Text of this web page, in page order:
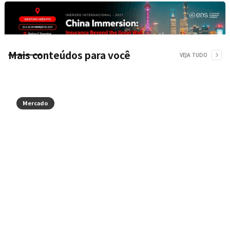
Mais conteúdos para você VEJA TUDO
Mercado